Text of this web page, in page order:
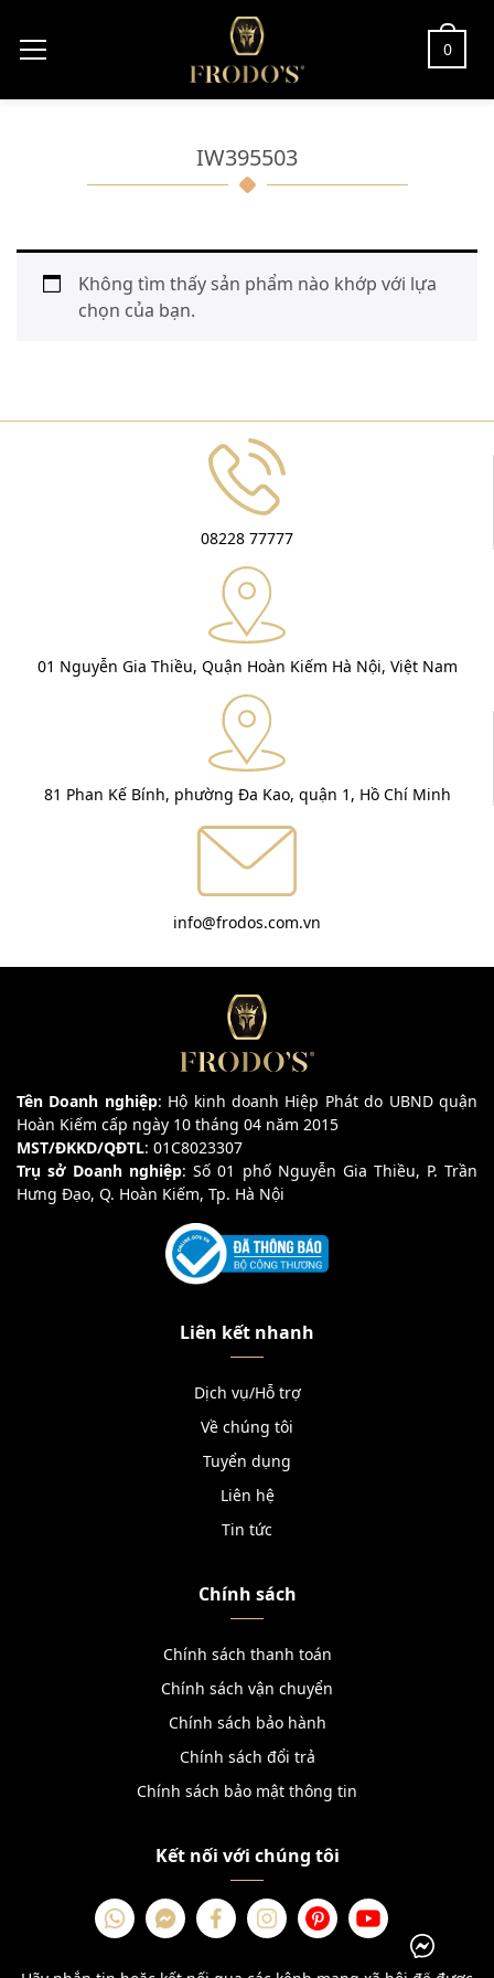
0
IW395503
Không tìm thấy sản phẩm nào khớp với lựa
chọn của bạn.
08228 77777
01 Nguyễn Gia Thiều, Quận Hoàn Kiếm Hà Nội, Việt Nam
81 Phan Kế Bính, phường Đa Kao, quận 1, Hồ Chí Minh
info@frodos.com.vn
Tên Doanh nghiệp: Hộ kinh doanh Hiệp Phát do UBND quận
Hoàn Kiếm cấp ngày 10 tháng 04 năm 2015
MST/ĐKKD/QĐTL: 01C8023307
Trụ sở Doanh nghiệp: Số 01 phố Nguyễn Gia Thiều, P. Trần
Hưng Đạo, Q. Hoàn Kiếm, Tp. Hà Nội
Liên kết nhanh
Dịch vụ/Hỗ trợ
Về chúng tôi
Tuyển dụng
Liên hệ
Tin tức
Chính sách
Chính sách thanh toán
Chính sách vận chuyển
Chính sách bảo hành
Chính sách đổi trả
Chính sách bảo mật thông tin
Kết nối với chúng tôi